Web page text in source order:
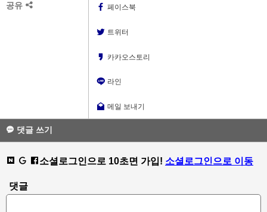
공유 페이스북
트위터
카카오스토리
라인
메일 보내기
댓글 쓰기
소셜로그인으로 10초면 가입! 소셜로그인으로 이동
댓글